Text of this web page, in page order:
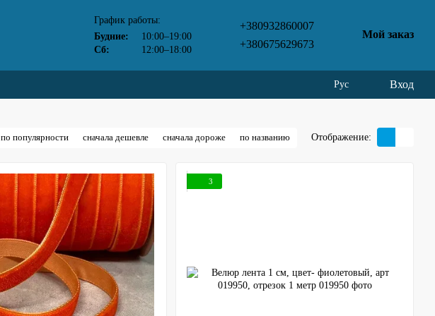
График работы:
Будние:
10:00–19:00
Сб:
12:00–18:00
+380932860007
+380675629673
Мой заказ
Рус Вход
по популярности сначала дешевле сначала дороже по названию Отображение:
3